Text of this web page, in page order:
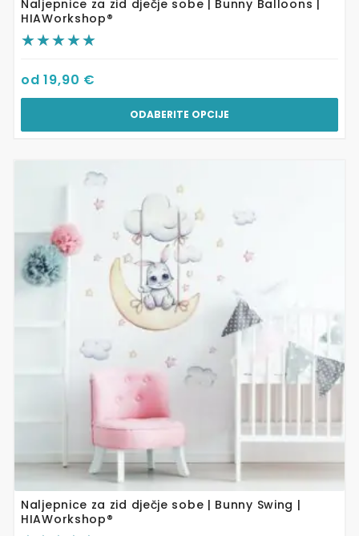
Naljepnice za zid dječje sobe | Bunny Balloons |
HIAWorkshop®
od19,90 €
ODABERITE OPCIJE
Naljepnice za zid dječje sobe | Bunny Swing |
HIAWorkshop®
varijanti.
Opcije
se
mogu